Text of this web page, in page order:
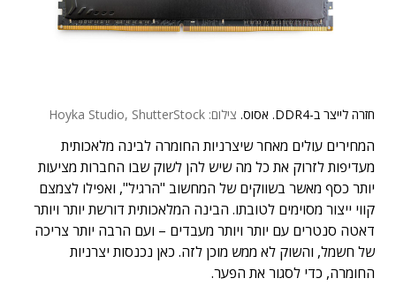
חזרה לייצר ב-DDR4. אסוס. צילום: Hoyka Studio, ShutterStock
המחירים עולים מאחר שיצרניות החומרה לבינה מלאכותית
מעדיפות לזרוק את כל מה שיש להן לשוק שבו החברות מציעות
יותר כסף מאשר בשווקים של המחשוב "הרגיל", ואפילו לצמצם
קווי ייצור מסוימים לטובתו. הבינה המלאכותית דורשת יותר ויותר
דאטה סנטרים עם יותר ויותר מעבדים – ועם הרבה יותר צריכה
של חשמל, והשוק לא ממש מוכן לזה. כאן נכנסות יצרניות
החומרה, כדי לסגור את הפער.